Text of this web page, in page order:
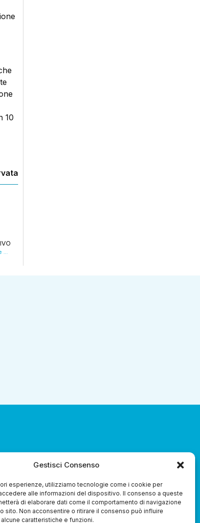
Gestisci Consenso
esperienze, utilizziamo tecnologie come i cookie per
alle informazioni del dispositivo. Il consenso a queste
di elaborare dati come il comportamento di navigazione
sito. Non acconsentire o ritirare il consenso può influire
caratteristiche e funzioni.
10
Coop.